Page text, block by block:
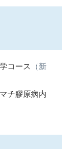
コース
（新
チ膠原病内